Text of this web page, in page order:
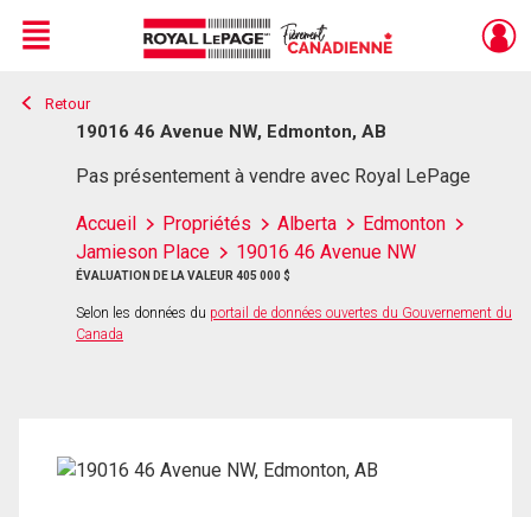
Live
En Direct
Menu
Retour
19016 46 Avenue NW, Edmonton, AB
Pas présentement à vendre avec Royal LePage
Accueil Propriétés Alberta
Edmonton
Jamieson Place
19016 46 Avenue NW
ÉVALUATION DE LA VALEUR 405 000 $
Selon les données du portail de données ouvertes du Gouvernement du
Canada